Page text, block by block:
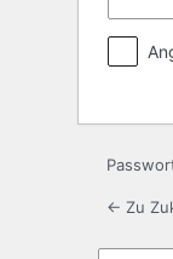
← Zu